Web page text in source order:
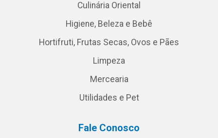
Culinária Oriental
Higiene, Beleza e Bebê
Hortifruti, Frutas Secas, Ovos e Pães
Limpeza
Mercearia
Utilidades e Pet
Fale Conosco